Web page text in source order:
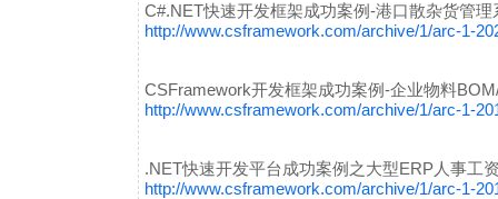
C#.NET快速开发框架成功案例-港口散杂货管
http://www.csframework.com/archive/1/arc-1-
CSFramework开发框架成功案例-企业物料
http://www.csframework.com/archive/1/arc-1-
.NET快速开发平台成功案例之大型ERP人事工
http://www.csframework.com/archive/1/arc-1-